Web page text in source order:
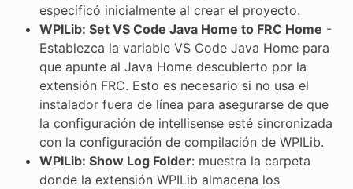
especificó inicialmente al crear el proyecto.
WPILib: Set VS Code Java Home to FRC Home -
Establezca la variable VS Code Java Home para
que apunte al Java Home descubierto por la
extensión FRC. Esto es necesario si no usa el
instalador fuera de línea para asegurarse de que
la configuración de intellisense esté sincronizada
con la configuración de compilación de WPILib.
WPILib: Show Log Folder: muestra la carpeta
donde la extensión WPILib almacena los